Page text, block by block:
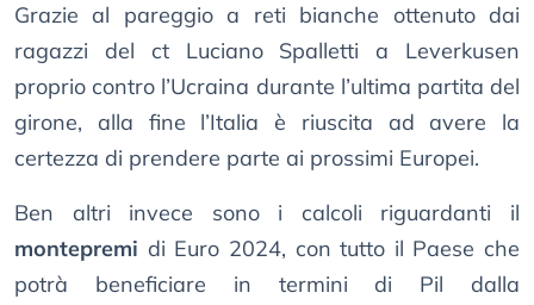
Grazie al pareggio a reti bianche ottenuto dai
ragazzi del ct Luciano Spalletti a Leverkusen
proprio contro l’Ucraina durante l’ultima partita del
girone, alla fine l’Italia è riuscita ad avere la
certezza di prendere parte ai prossimi Europei.
Ben altri invece sono i calcoli riguardanti il
montepremi di Euro 2024, con tutto il Paese che
potrà beneficiare in termini di Pil dalla